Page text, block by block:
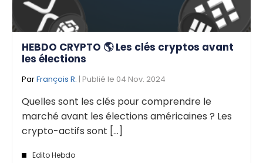
HEBDO CRYPTO 🌎 Les clés cryptos avant
les élections
ParFrançois R. | Publié le 04 Nov. 2024
Quelles sont les clés pour comprendre le
marché avant les élections américaines ? Les
crypto-actifs sont [...]
Edito Hebdo